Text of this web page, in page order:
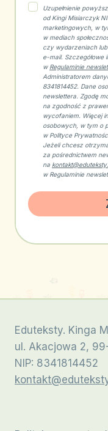
Uzupełnienie
od Kingi Misiarczyk
marketingowych, w
w mediach
czy wydarzeniach
e-mail.
w Regulaminie
Administratorem
8341814452. Dane
newslettera. Zgodę
na zgodność z
wycofaniem. Więcej
osobowych, w tym o
w Polityce
Jeżeli chcesz
za pośrednictwem
na
w Regulaminie
Eduteksty. Kinga
ul. Akacjowa 2,
NIP: 8341814452